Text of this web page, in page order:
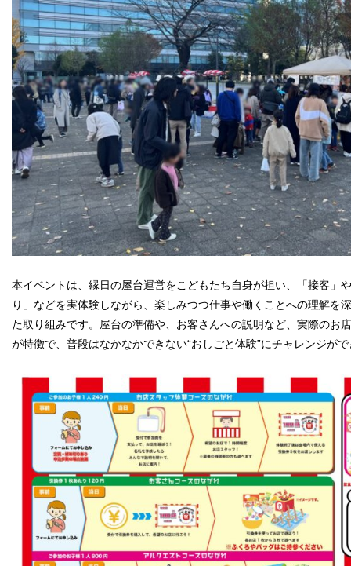
本イベントは、縁日の屋台運営をこどもたち自身が担い、「接客」
り」などを実体験しながら、楽しみつつ仕事や働くことへの理解を
た取り組みです。屋台の準備や、お客さんへの説明など、実際のお
が特徴で、普段はなかなかできない“おしごと体験”にチャレンジが